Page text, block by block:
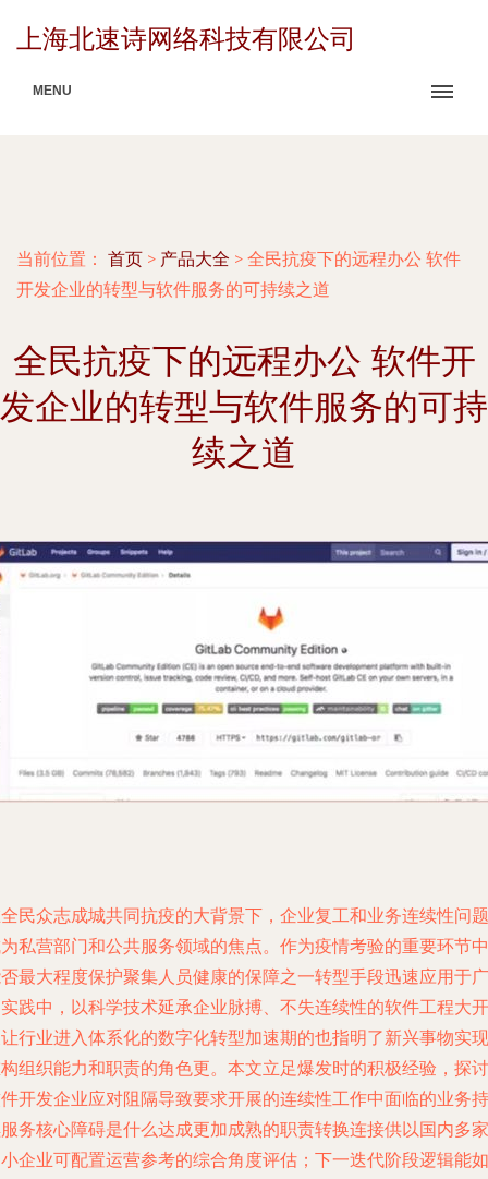
上海北速诗网络科技有限公司
MENU
当前位置： 首页 > 产品大全 > 全民抗疫下的远程办公 软件
开发企业的转型与软件服务的可持续之道
全民抗疫下的远程办公 软件开
发企业的转型与软件服务的可持
续之道
民众志成城共同抗疫的大背景下，企业复工和业务连续性问题
私营部门和公共服务领域的焦点。作为疫情考验的重要环节中
最大程度保护聚集人员健康的保障之一转型手段迅速应用于广
践中，以科学技术延承企业脉搏、不失连续性的软件工程大开
行业进入体系化的数字化转型加速期的也指明了新兴事物实现
组织能力和职责的角色更。本文立足爆发时的积极经验，探讨
开发企业应对阻隔导致要求开展的连续性工作中面临的业务持
务核心障碍是什么达成更加成熟的职责转换连接供以国内多家
企业可配置运营参考的综合角度评估；下一迭代阶段逻辑能如